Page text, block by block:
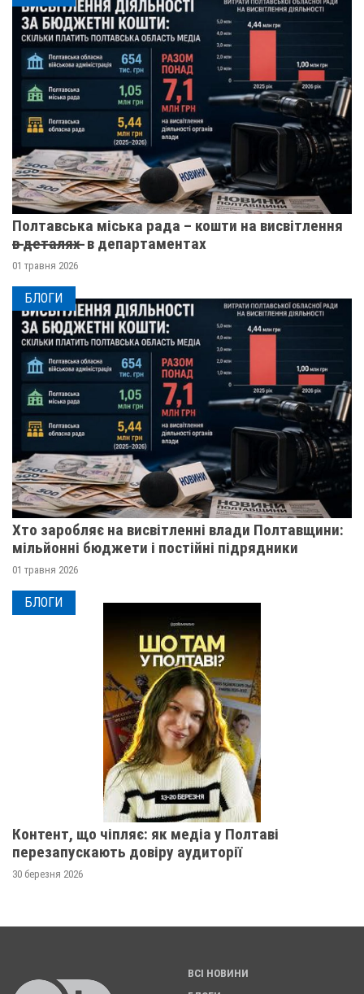
Полтавська міська рада – кошти на висвітлення
в̶ ̶д̶е̶т̶а̶л̶я̶х̶ ̶ в департаментах
01 травня 2026
БЛОГИ
Хто заробляє на висвітленні влади Полтавщини:
мільйонні бюджети і постійні підрядники
01 травня 2026
БЛОГИ
Контент, що чіпляє: як медіа у Полтаві
перезапускають довіру аудиторії
30 березня 2026
ВСІ НОВИНИ